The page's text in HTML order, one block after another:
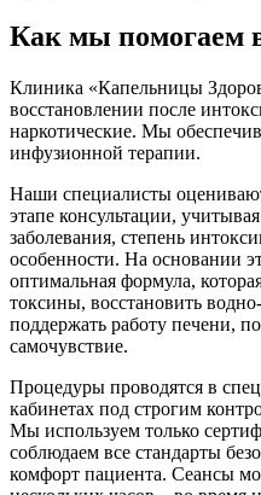
Как мы помогаем
Клиника «Капельницы
восстановлении после
наркотические. Мы
инфузионной терапии.
Наши специалисты
этапе консультации,
заболевания, степень
особенности. На основании
оптимальная формула,
токсины, восстановить
поддержать работу печени,
самочувствие.
Процедуры проводятся в
кабинетах под строгим
Мы используем только
соблюдаем все стандарты
комфорт пациента. Сеансы